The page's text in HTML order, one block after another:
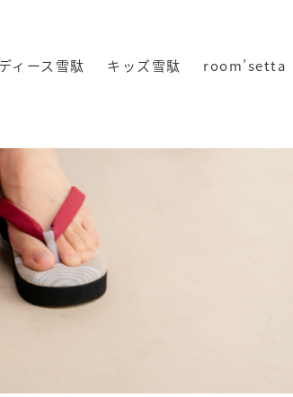
ィース雪駄 キッズ雪駄 room’setta